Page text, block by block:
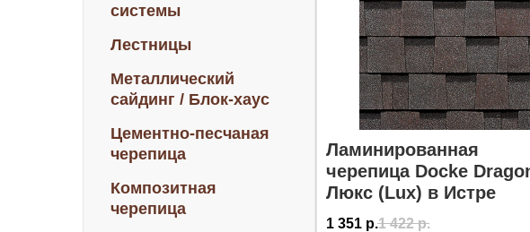
системы
Лестницы
Металлический
сайдинг / Блок-хаус
Цементно-песчаная
черепица
Композитная
черепица
Ламинированная
черепица Docke
Люкс (Lux) в Истре
1 351 р.1 422 р.